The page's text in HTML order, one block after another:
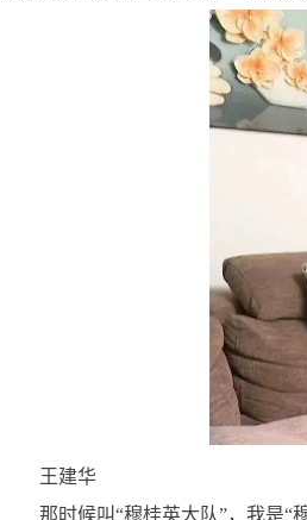
王建华
那时候叫“穆桂英大队”，我是“